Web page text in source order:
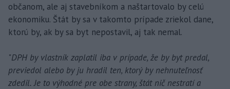
občanom, ale aj stavebníkom a naštartovalo by celú
ekonomiku. Štát by sa v takomto prípade zriekol dane,
ktorú by, ak by sa byt nepostavil, aj tak nemal.
"DPH by vlastník zaplatil iba v prípade, že by byt predal,
previedol alebo by ju hradil ten, ktorý by nehnuteľnosť
zdedil. Je to výhodné pre obe strany, štát nič nestratí a